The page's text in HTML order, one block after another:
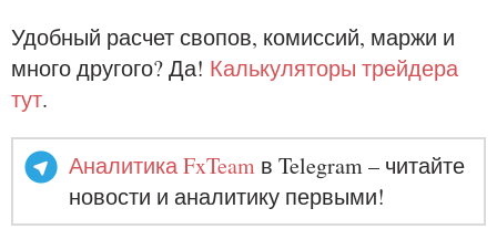
Удобный расчет свопов, комиссий, маржи и
много другого? Да! Калькуляторы трейдера
тут.
Аналитика FxTeam в Telegram – читайте
новости и аналитику первыми!